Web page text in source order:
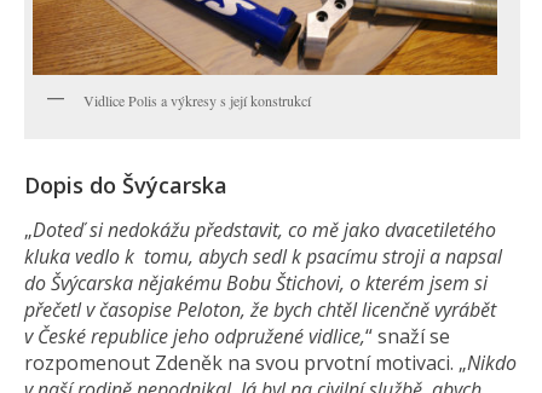
Vidlice Polis a výkresy s její konstrukcí
Dopis do Švýcarska
„Doteď si nedokážu představit, co mě jako dvacetiletého
kluka vedlo k tomu, abych sedl k psacímu stroji a napsal
do Švýcarska nějakému Bobu Štichovi, o kterém jsem si
přečetl v časopise Peloton, že bych chtěl licenčně vyrábět
v České republice jeho odpružené vidlice,“ snaží se
rozpomenout Zdeněk na svou prvotní motivaci. „Nikdo